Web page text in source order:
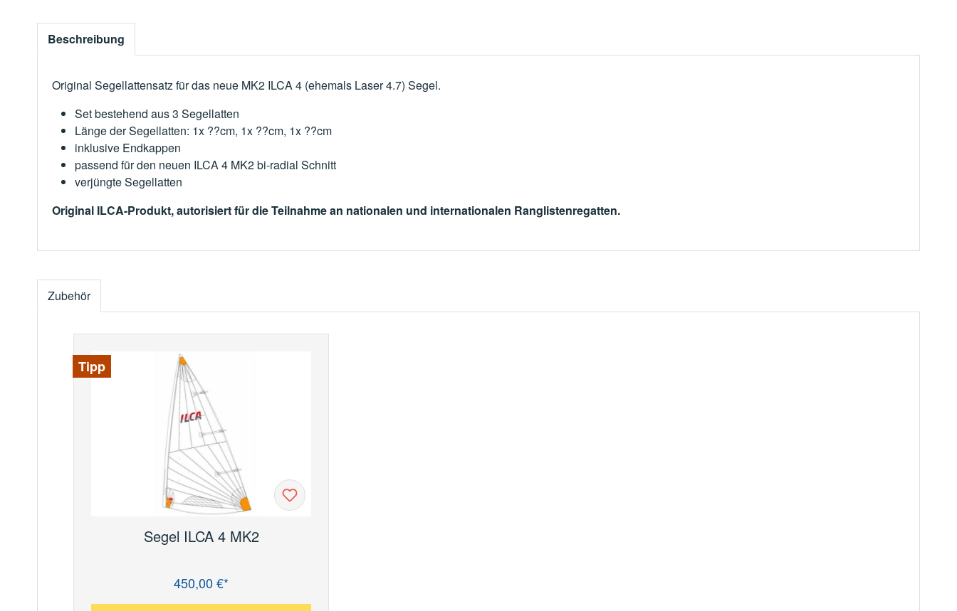
Beschreibung
Original Segellattensatz für das neue MK2 ILCA 4 (ehemals Laser 4.7) Segel.
Set bestehend aus 3 Segellatten
Länge der Segellatten: 1x ??cm, 1x ??cm, 1x ??cm
inklusive Endkappen
passend für den neuen ILCA 4 MK2 bi-radial Schnitt
verjüngte Segellatten
Original ILCA-Produkt, autorisiert für die Teilnahme an nationalen und internationalen Ranglistenregatten.
Zubehör
Tipp
Segel ILCA 4 MK2
Regulärer Preis:450,00 €*